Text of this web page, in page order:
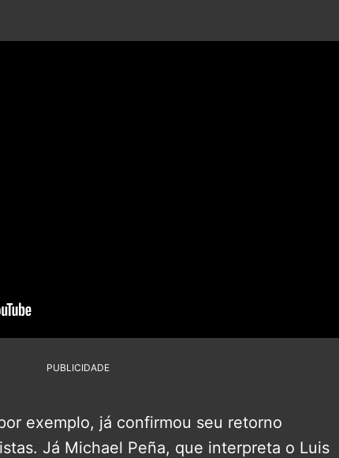
PUBLICIDADE
exemplo, já confirmou seu retorno
Já Michael Peña, que interpreta o Luis